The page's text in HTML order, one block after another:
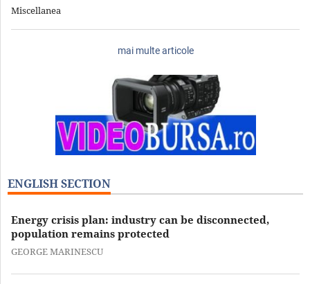
Miscellanea
mai multe articole
ENGLISH SECTION
Energy crisis plan: industry can be disconnected,
population remains protected
GEORGE MARINESCU